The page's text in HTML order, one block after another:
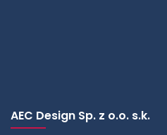
AEC Design Sp. z o.o. s.k.